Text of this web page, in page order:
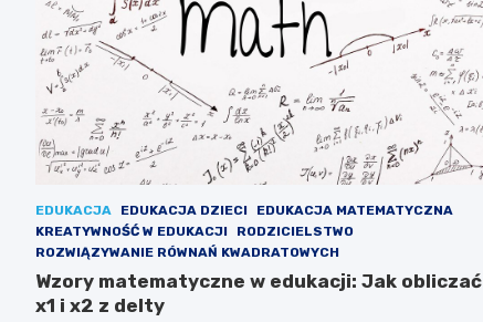
EDUKACJA EDUKACJA DZIECI
EDUKACJA MATEMATYCZNA
KREATYWNOŚĆ W EDUKACJI
RODZICIELSTWO
ROZWIĄZYWANIE RÓWNAŃ KWADRATOWYCH
Wzory matematyczne w edukacji: Jak obliczać
x1 i x2 z delty